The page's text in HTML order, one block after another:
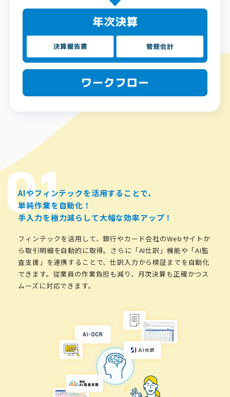
AIやフィンテックを活用することで、
単純作業を自動化！
手入力を極力減らして大幅な効率アップ！
フィンテックを活用して、銀行やカード会社のWebサイトか
ら取引明細を自動的に取得。さらに「AI仕訳」機能や「AI監
査支援」を連携することで、仕訳入力から検証までを自動化
できます。従業員の作業負担も減り、月次決算も正確かつス
ムーズに対応できます。